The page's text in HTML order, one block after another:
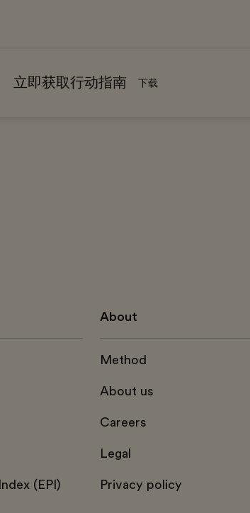
立即获取行动指南 下载
(EPI)
About
Method
About us
Careers
Legal
Privacy policy